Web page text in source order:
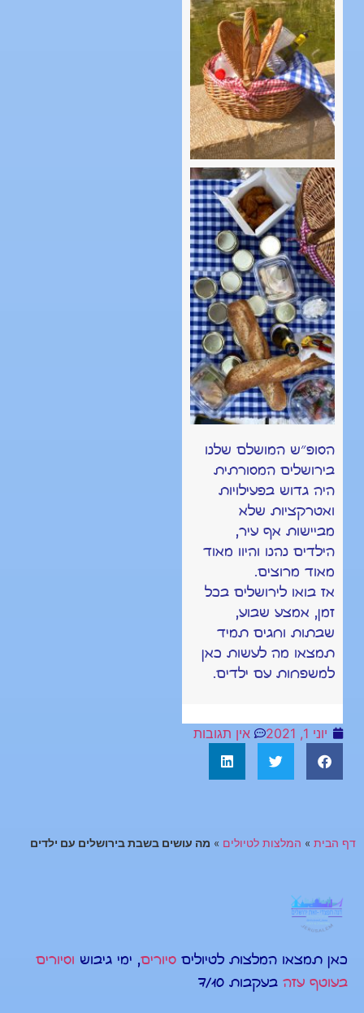
הסופ״ש המושלם שלנו
בירושלים המסורתית
היה גדוש בפעילויות
ואטרקציות שלא
מביישות אף עיר,
הילדים נהנו והיוו מאוד
מאוד מרוצים.
אז בואו לירושלים בכל
זמן, אמצע שבוע,
שבתות וחגים תמיד
תמצאו מה לעשות כאן
למשפחות עם ילדים.
יוני 1, 2021 אין תגובות
דף הבית » המלצות לטיולים » מה עושים בשבת בירושלים עם ילדים
כאן תמצאו המלצות לטיולים סיורים, ימי גיבוש וסיורים
בעוטף עזה בעקבות 7/10